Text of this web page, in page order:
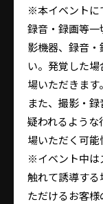
※本イベントに
録音・録画等
影機器、録音
い。発覚した
場いただきます。
また、撮影・
疑われるよう
場いただく可能
※イベント中は
触れて誘導す
ただけるお客様